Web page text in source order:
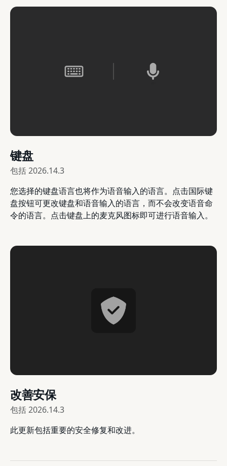
键盘
包括2026.14.3
您选择的键盘语言也将作为语音输入的语言。点击国际键
盘按钮可更改键盘和语音输入的语言，而不会改变语音命
令的语言。点击键盘上的麦克风图标即可进行语音输入。
改善安保
包括2026.14.3
此更新包括重要的安全修复和改进。